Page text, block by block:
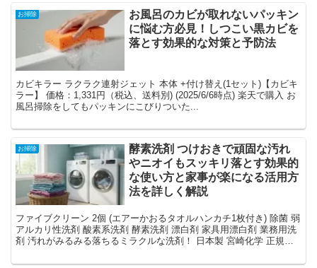
お掃除
お風呂のカビが取れないパッキン
に悩む方必見！しつこい黒カビを
落とす効果的な対策と予防法
カビキラー ラクラク連射ジェット 本体 +付け替え(1セット)【カビキ
ラー】 価格：1,331円（税込、送料別) (2025/6/6時点) 楽天で購入 お
風呂掃除をしてもパッキンにこびりついた...
お掃除
酵素洗剤 つけおきで頑固な汚れ
やニオイもスッキリ落とす効果的
な使い方と家事が楽になる活用方
法を詳しく解説
ファイブクリーン 2個 (エアーかおるタオルハンカチ1枚付き) 除菌 弱
アルカリ性洗剤 酸素系洗剤 酵素洗剤 漂白剤 家具用漂白剤 業務用洗
剤 汚れがみるみる落ちるミラクルな洗剤！ 日本製 宮崎化学 正規代